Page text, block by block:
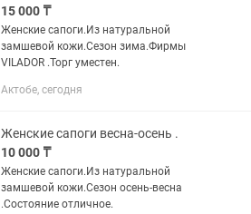
15 000 ₸
Женские сапоги.Из натуральной
замшевой кожи.Сезон зима.Фирмы
VILADOR .Торг уместен.
Актобе, сегодня
Женские сапоги весна-осень .
10 000 ₸
Женские сапоги.Из натуральной
замшевой кожи.Сезон осень-весна
.Состояние отличное.